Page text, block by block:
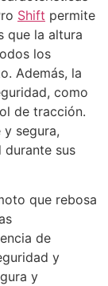
Shift permite
que la altura
los
Además, la
como
de tracción.
segura,
sus
que rebosa
de
y
y